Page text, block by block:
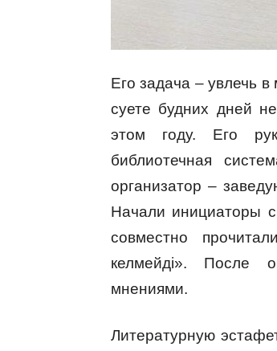
Его задача – увлечь
суете будних дней
этом году. Его
библиотечная
организатор –
Начали инициаторы
совместно
келмейді». После
мнениями.
Литературную